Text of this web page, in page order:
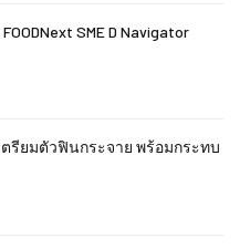
SME D Navigator
รียมตัวฟินกระจาย พร้อมกระทบ